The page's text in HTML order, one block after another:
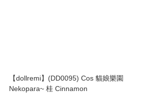
【dollremi】(DD0095) Cos 貓娘樂園
Nekopara~ 桂 Cinnamon